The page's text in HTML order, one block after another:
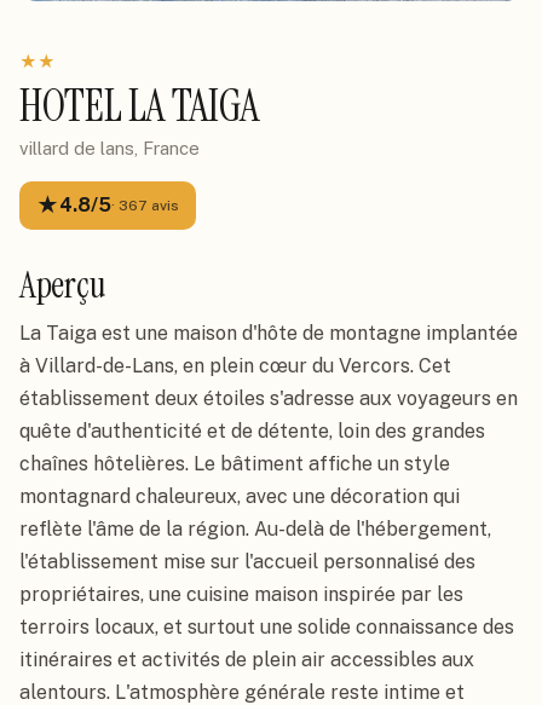
★★
HOTEL LA TAIGA
villard de lans, France
★4.8/5· 367 avis
Aperçu
La Taiga est une maison d'hôte de montagne implantée
à Villard-de-Lans, en plein cœur du Vercors. Cet
établissement deux étoiles s'adresse aux voyageurs en
quête d'authenticité et de détente, loin des grandes
chaînes hôtelières. Le bâtiment affiche un style
montagnard chaleureux, avec une décoration qui
reflète l'âme de la région. Au-delà de l'hébergement,
l'établissement mise sur l'accueil personnalisé des
propriétaires, une cuisine maison inspirée par les
terroirs locaux, et surtout une solide connaissance des
itinéraires et activités de plein air accessibles aux
alentours. L'atmosphère générale reste intime et